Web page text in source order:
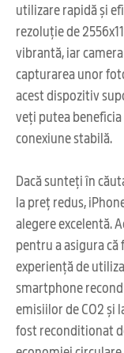
utilizare rapidă și
rezoluție de
vibrantă, iar
capturarea unor
acest dispozitiv
veți putea
conexiune stabilă.
Dacă sunteți în
la preț redus,
alegere excelentă.
pentru a asigura
experiență de
smartphone
emisiilor de CO2 și
fost reconditionat